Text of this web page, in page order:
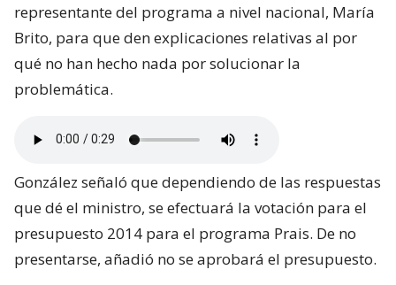
representante del programa a nivel nacional, María
Brito, para que den explicaciones relativas al por
qué no han hecho nada por solucionar la
problemática.
González señaló que dependiendo de las respuestas
que dé el ministro, se efectuará la votación para el
presupuesto 2014 para el programa Prais. De no
presentarse, añadió no se aprobará el presupuesto.